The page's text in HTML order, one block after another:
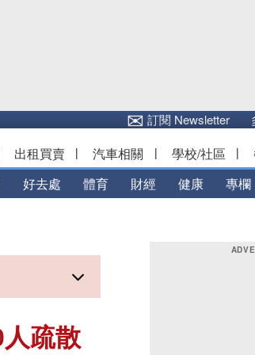
✉訂閱 Newsletter
出租買賣 | 汽車相關 | 學校/社區 |
好去處 體育 財經 健康 專欄
疏散